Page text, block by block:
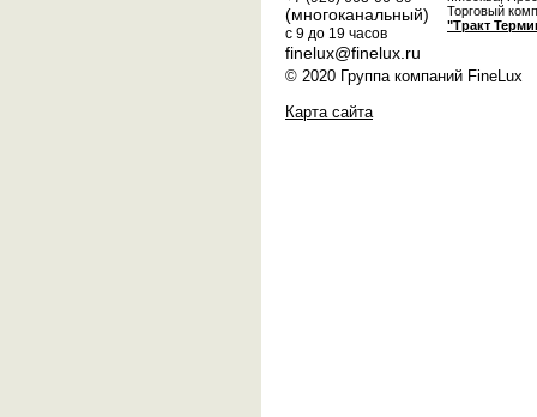
(многоканальный)
с 9 до 19 часов
finelux@finelux.ru
Торговый
"Тракт
© 2020 Группа компаний FineLux
Карта сайта